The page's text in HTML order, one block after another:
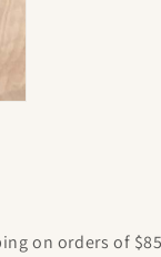
on orders of